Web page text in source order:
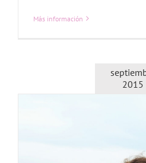
Más información
2015